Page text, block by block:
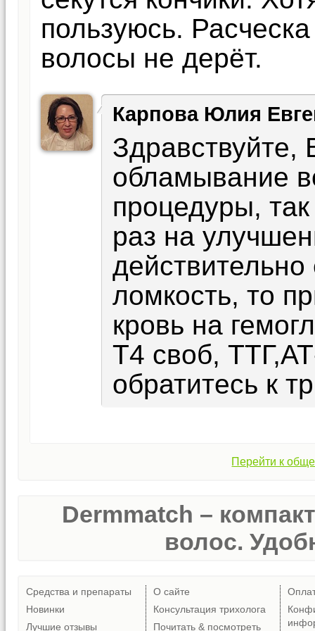
пользуюсь.
волосы не дерёт.
Карпова Юлия
Здравствуйте,
обламывание
процедуры,
раз на
ломкость, то
кровь на
Т4 своб,
обратитесь к
Перейти к
Dermmatch –
волос.
Средства и препараты
Новинки
Лучшие отзывы
О сайте
Консультация трихолога
Почитать & посмотреть